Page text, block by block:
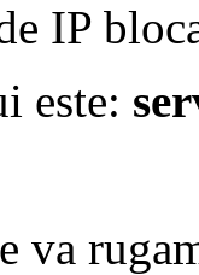
IP
este:
va